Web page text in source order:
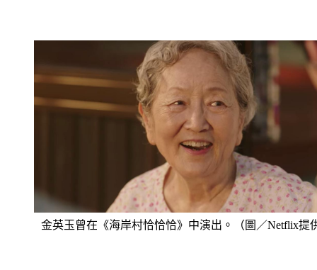
金英玉曾在《海岸村恰恰恰》中演出。（圖／Netflix提